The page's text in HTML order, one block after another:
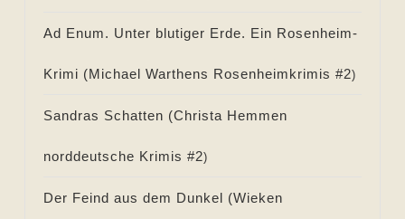
Ad Enum. Unter blutiger Erde. Ein Rosenheim-
Krimi (Michael Warthens Rosenheimkrimis #2)
Sandras Schatten (Christa Hemmen
norddeutsche Krimis #2)
Der Feind aus dem Dunkel (Wieken